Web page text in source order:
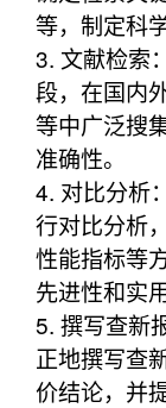
等，制定科
3. 文献检索
段，在国内
等中广泛搜
准确性。
4. 对比分析
行对比分析
性能指标等
先进性和实
5. 撰写查新
正地撰写查
价结论，并